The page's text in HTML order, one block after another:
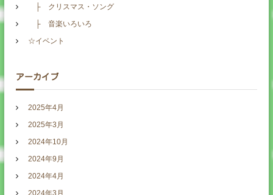
├ クリスマス・ソング
├ 音楽いろいろ
☆イベント
アーカイブ
2025年4月
2025年3月
2024年10月
2024年9月
2024年4月
2024年3月